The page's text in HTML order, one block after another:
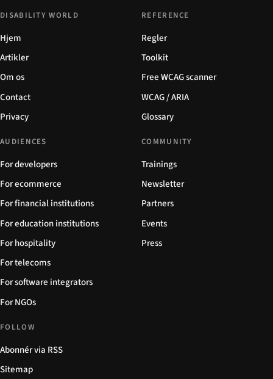
DISABILITY WORLD
Hjem
Artikler
Om os
Contact
Privacy
REFERENCE
Regler
Toolkit
Free WCAG scanner
WCAG / ARIA
Glossary
AUDIENCES
For developers
For ecommerce
For financial institutions
For education institutions
For hospitality
For telecoms
For software integrators
For NGOs
COMMUNITY
Trainings
Newsletter
Partners
Events
Press
FOLLOW
Abonnér via RSS
Sitemap